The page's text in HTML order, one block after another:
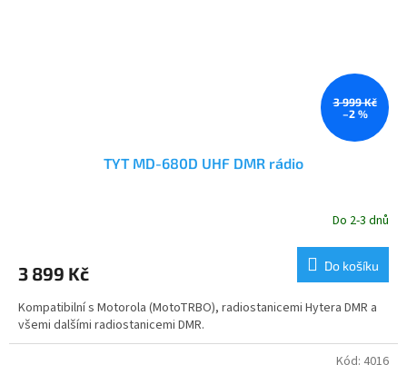
3 999 Kč
–2 %
TYT MD-680D UHF DMR rádio
Do 2-3 dnů
3 899 Kč Do košíku
Kompatibilní s Motorola (MotoTRBO), radiostanicemi Hytera DMR a
všemi dalšími radiostanicemi DMR.